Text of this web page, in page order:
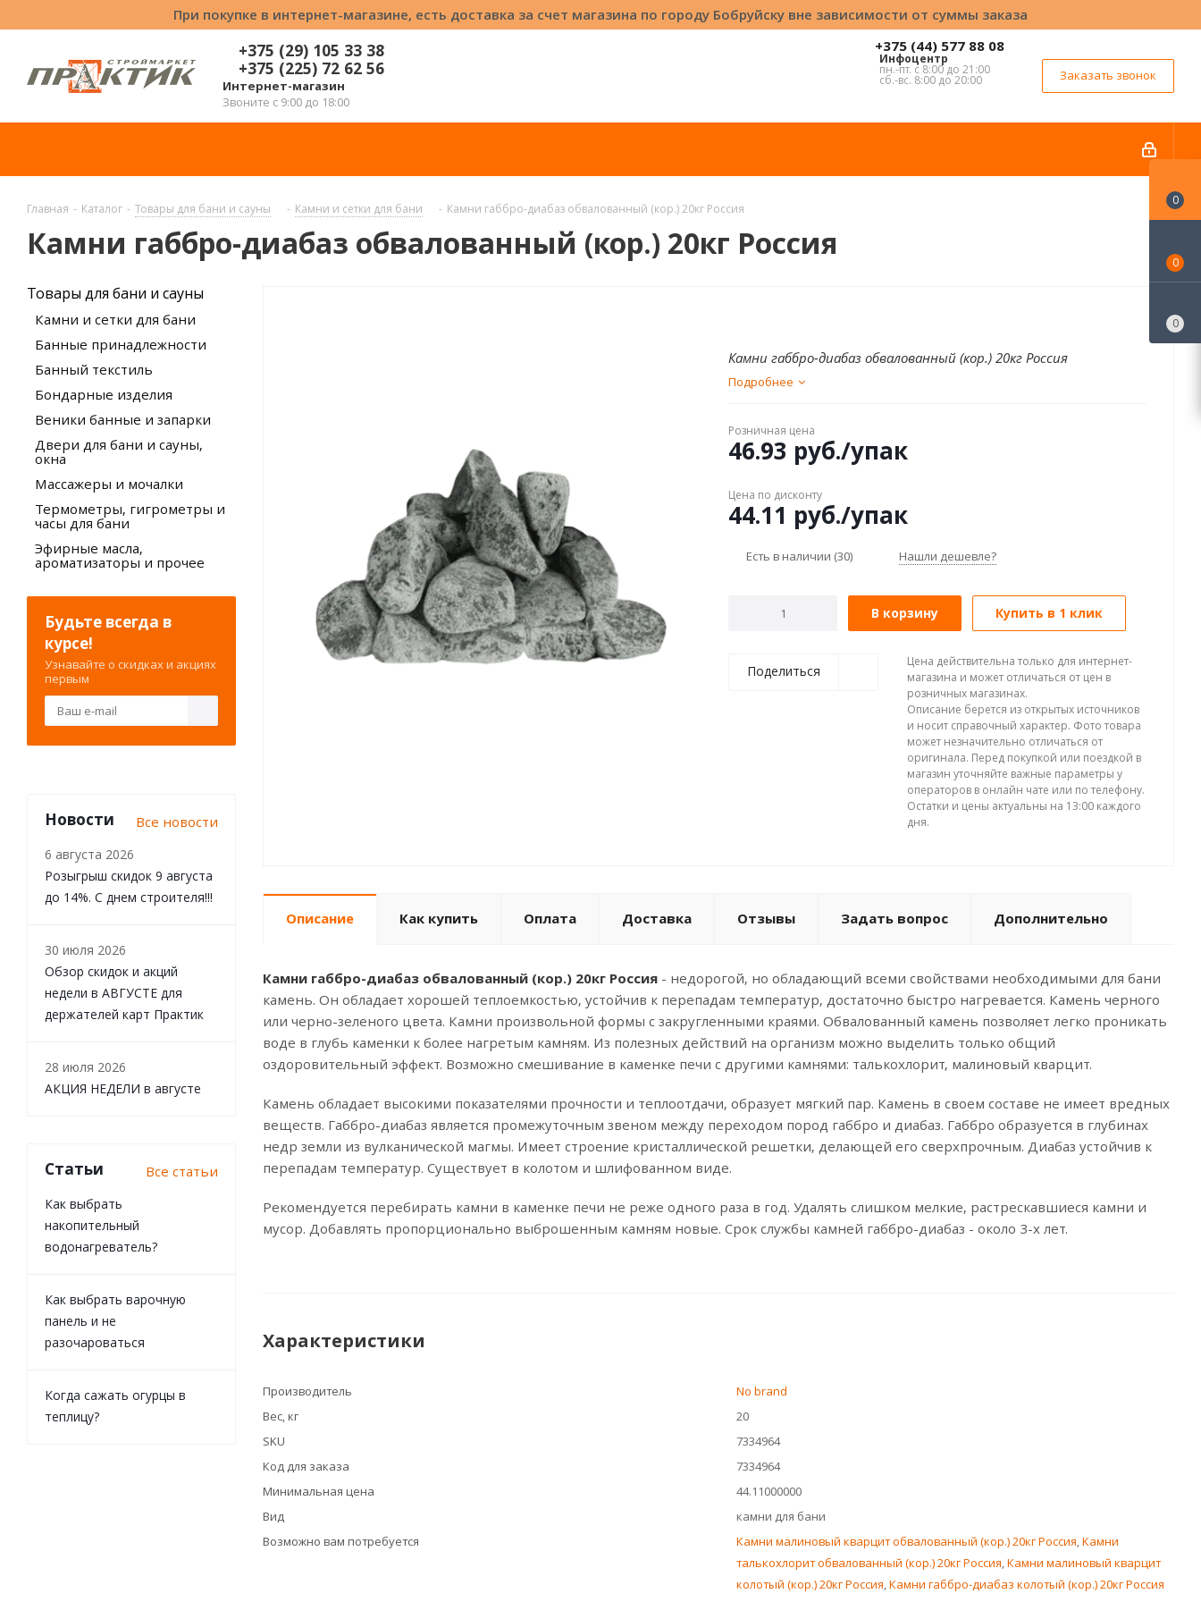
При покупке в интернет-магазине, есть доставка за счет магазина по городу Бобруйску вне зависимости от суммы заказа
+375 (29) 105 33 38
+375 (225) 72 62 56
Интернет-магазин
Звоните с 9:00 до 18:00
+375 (44) 577 88 08
Инфоцентр
пн.-пт. с 8:00 до 21:00
сб.-вс. 8:00 до 20:00 Заказать звонок
Главная - Каталог - Товары для бани и сауны - Камни и сетки для бани - Камни габбро-диабаз обвалованный (кор.) 20кг Россия
Камни габбро-диабаз обвалованный (кор.) 20кг Россия
Камни габбро-диабаз обвалованный (кор.) 20кг Россия
Подробнее
Розничная цена
46.93 руб./упак
Цена по дисконту
44.11 руб./упак
Есть в наличии (30) Нашли дешевле?
В корзину Купить в 1 клик
Поделиться
Цена действительна только для интернет-
магазина и может отличаться от цен в
розничных магазинах.
Описание берется из открытых источников
и носит справочный характер. Фото товара
может незначительно отличаться от
оригинала. Перед покупкой или поездкой в
магазин уточняйте важные параметры у
операторов в онлайн чате или по телефону.
Остатки и цены актуальны на 13:00 каждого
дня.
Описание Как купить Оплата Доставка Отзывы Задать вопрос Дополнительно
Камни габбро-диабаз обвалованный (кор.) 20кг Россия - недорогой, но обладающий всеми свойствами необходимыми для бани
камень. Он обладает хорошей теплоемкостью, устойчив к перепадам температур, достаточно быстро нагревается. Камень черного
или черно-зеленого цвета. Камни произвольной формы с закругленными краями. Обвалованный камень позволяет легко проникать
воде в глубь каменки к более нагретым камням. Из полезных действий на организм можно выделить только общий
оздоровительный эффект. Возможно смешивание в каменке печи с другими камнями: талькохлорит, малиновый кварцит.
Камень обладает высокими показателями прочности и теплоотдачи, образует мягкий пар. Камень в своем составе не имеет вредных
веществ. Габбро-диабаз является промежуточным звеном между переходом пород габбро и диабаз. Габбро образуется в глубинах
недр земли из вулканической магмы. Имеет строение кристаллической решетки, делающей его сверхпрочным. Диабаз устойчив к
перепадам температур. Существует в колотом и шлифованном виде.
Рекомендуется перебирать камни в каменке печи не реже одного раза в год. Удалять слишком мелкие, растрескавшиеся камни и
мусор. Добавлять пропорционально выброшенным камням новые. Срок службы камней габбро-диабаз - около 3-х лет.
Характеристики
Производитель
No brand
Вес, кг
20
SKU
7334964
Код для заказа
7334964
Минимальная цена
44.11000000
Вид
камни для бани
Возможно вам потребуется
Камни малиновый кварцит обвалованный (кор.) 20кг Россия,Камни
талькохлорит обвалованный (кор.) 20кг Россия,Камни малиновый кварцит
колотый (кор.) 20кг Россия,Камни габбро-диабаз колотый (кор.) 20кг Россия
Товары для бани и сауны
Камни и сетки для бани
Банные принадлежности
Банный текстиль
Бондарные изделия
Веники банные и запарки
Двери для бани и сауны,
окна
Массажеры и мочалки
Термометры, гигрометры и
часы для бани
Эфирные масла,
ароматизаторы и прочее
Будьте всегда в
курсе!
Узнавайте о скидках и акциях
первым
Новости Все новости
6 августа 2026
Розыгрыш скидок 9 августа
до 14%. С днем строителя!!!
30 июля 2026
Обзор скидок и акций
недели в АВГУСТЕ для
держателей карт Практик
28 июля 2026
АКЦИЯ НЕДЕЛИ в августе
Статьи Все статьи
Как выбрать
накопительный
водонагреватель?
Как выбрать варочную
панель и не
разочароваться
Когда сажать огурцы в
теплицу?
0
0
0